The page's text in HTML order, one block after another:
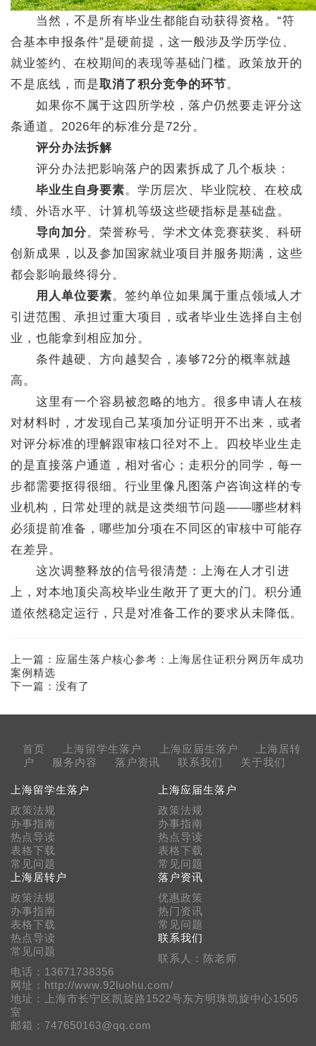
当然，不是所有毕业生都能自动获得资格。“符
合基本申报条件”是硬前提，这一般涉及学历学位、
就业签约、在校期间的表现等基础门槛。政策放开的
不是底线，而是取消了积分竞争的环节。
如果你不属于这四所学校，落户仍然要走评分这
条通道。2026年的标准分是72分。
评分办法拆解
评分办法把影响落户的因素拆成了几个板块：
毕业生自身要素。学历层次、毕业院校、在校成
绩、外语水平、计算机等级这些硬指标是基础盘。
导向加分。荣誉称号、学术文体竞赛获奖、科研
创新成果，以及参加国家就业项目并服务期满，这些
都会影响最终得分。
用人单位要素。签约单位如果属于重点领域人才
引进范围、承担过重大项目，或者毕业生选择自主创
业，也能拿到相应加分。
条件越硬、方向越契合，凑够72分的概率就越
高。
这里有一个容易被忽略的地方。很多申请人在核
对材料时，才发现自己某项加分证明开不出来，或者
对评分标准的理解跟审核口径对不上。四校毕业生走
的是直接落户通道，相对省心；走积分的同学，每一
步都需要抠得很细。行业里像凡图落户咨询这样的专
业机构，日常处理的就是这类细节问题——哪些材料
必须提前准备，哪些加分项在不同区的审核中可能存
在差异。
这次调整释放的信号很清楚：上海在人才引进
上，对本地顶尖高校毕业生敞开了更大的门。积分通
道依然稳定运行，只是对准备工作的要求从未降低。
上一篇： 应届生落户核心参考：上海居住证积分网历年成功
案例精选
下一篇：没有了
首页 上海留学生落户 上海应届生落户
上海居转
户
服务内容 落户资讯 联系我们 关于我们
上海留学生落户
政策法规
办事指南
热点导读
表格下载
常见问题
上海应届生落户
政策法规
办事指南
热点导读
表格下载
常见问题
上海居转户
政策法规
办事指南
表格下载
热点导读
常见问题
落户资讯
优惠政策
热门资讯
常见问题
联系我们
联系人：陈老师
电话：13671738356
网址：http://www.92luohu.com/
地址：上海市长宁区凯旋路1522号东方明珠凯旋中心1505
室
邮箱：747650163@qq.com